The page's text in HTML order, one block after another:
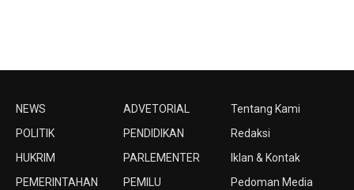
NEWS
POLITIK
HUKRIM
PEMERINTAHAN
ADVETORIAL
PENDIDIKAN
PARLEMENTER
PEMILU
Tentang Kami
Redaksi
Iklan & Kontak
Pedoman Media